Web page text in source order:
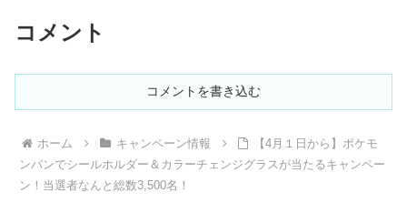
コメント
コメントを書き込む
ホーム キャンペーン情報
【4月１日から】ポケモ
ンパンでシールホルダー＆カラーチェンジグラスが当たるキャンペー
ン！当選者なんと総数3,500名！